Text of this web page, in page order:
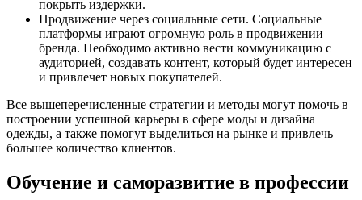
покрыть издержки.
Продвижение через социальные сети. Социальные
платформы играют огромную роль в продвижении
бренда. Необходимо активно вести коммуникацию с
аудиторией, создавать контент, который будет интересен
и привлечет новых покупателей.
Все вышеперечисленные стратегии и методы могут помочь в
построении успешной карьеры в сфере моды и дизайна
одежды, а также помогут выделиться на рынке и привлечь
большее количество клиентов.
Обучение и саморазвитие в профессии